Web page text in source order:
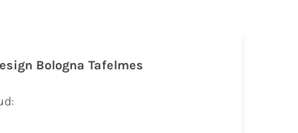
Bologna Tafelmes